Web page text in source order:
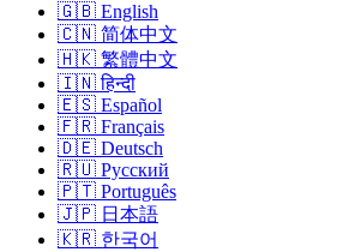
🇬🇧 English
🇨🇳 简体中文
🇭🇰 繁體中文
🇮🇳 हिन्दी
🇪🇸 Español
🇫🇷 Français
🇩🇪 Deutsch
🇷🇺 Русский
🇵🇹 Português
🇯🇵 日本語
🇰🇷 한국어